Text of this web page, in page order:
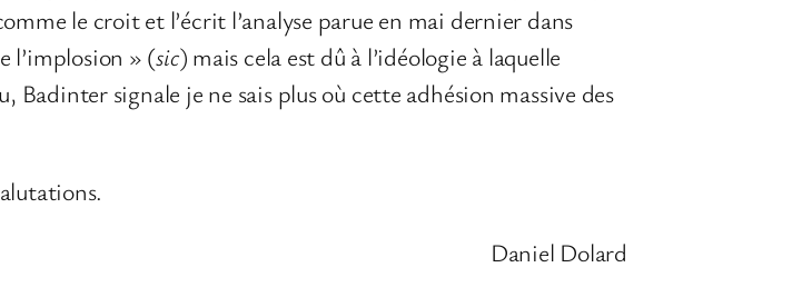
le croit et l’écrit l’analyse parue en mai dernier dans
l’implosion » (sic) mais cela est dû à l’idéologie à laquelle
Badinter signale je ne sais plus où cette adhésion massive des
Daniel Dolard